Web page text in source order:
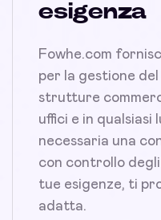
esigenza
Fowhe.com
per la gestione
strutture
uffici e in qualsiasi
necessaria una
con controllo degli
tue esigenze, ti
adatta.